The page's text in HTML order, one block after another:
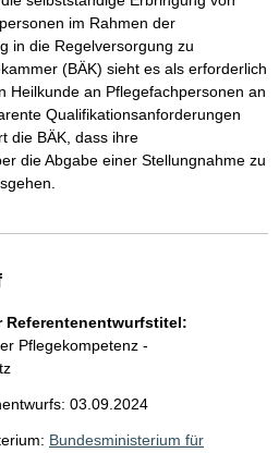
im Rahmen der
in die Regelversorgung zu
(BÄK) sieht es als erforderlich
Heilkunde an Pflegefachpersonen an
Qualifikationsanforderungen
die BÄK, dass ihre
die Abgabe einer Stellungnahme zu
Referentenentwurfstitel:
Pflegekompetenz -
03.09.2024
Bundesministerium für